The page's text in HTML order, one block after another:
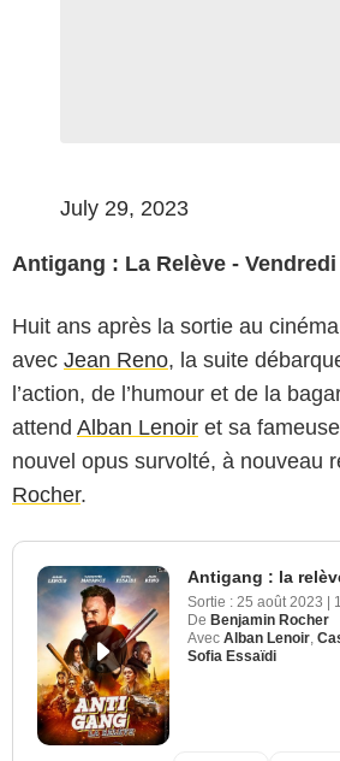
July 29, 2023
Antigang : La Relève -
Huit ans après la sortie au
avec Jean Reno, la suite
l’action, de l’humour et de la
attend Alban Lenoir et sa
nouvel opus survolté, à nouveau
Rocher.
Antigang : la
Sortie : 25 août 2023 |
De Benjamin Rocher
Avec Alban Lenoir
Sofia Essaïdi